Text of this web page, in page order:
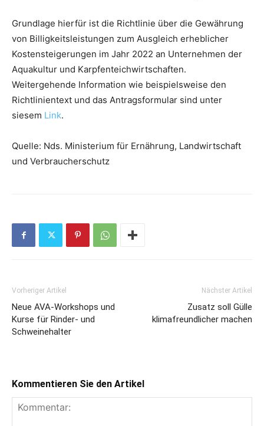
Grundlage hierfür ist die Richtlinie über die Gewährung
von Billigkeitsleistungen zum Ausgleich erheblicher
Kostensteigerungen im Jahr 2022 an Unternehmen der
Aquakultur und Karpfenteichwirtschaften.
Weitergehende Information wie beispielsweise den
Richtlinientext und das Antragsformular sind unter
siesem Link.
Quelle: Nds. Ministerium für Ernährung, Landwirtschaft
und Verbraucherschutz
Vorheriger Artikel
Neue AVA-Workshops und
Kurse für Rinder- und
Schweinehalter
Nächster Artikel
Zusatz soll Gülle
klimafreundlicher machen
Kommentieren Sie den Artikel